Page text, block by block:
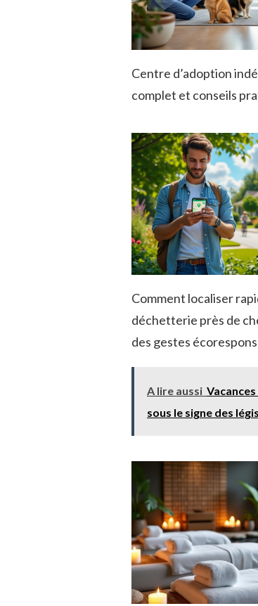
Centre d’adoption
complet et conseils
Comment localiser
déchetterie près de
des gestes
A lire aussi
sous le signe des